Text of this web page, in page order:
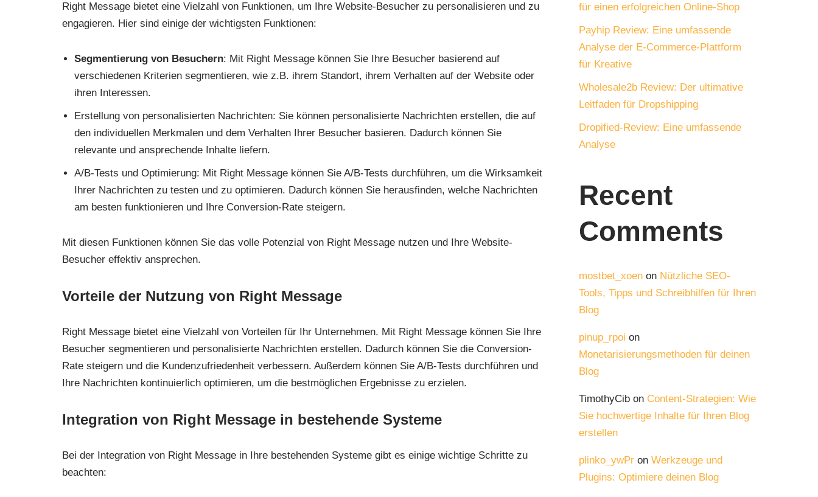
Right Message bietet eine Vielzahl von Funktionen, um Ihre Website-Besucher zu personalisieren und zu
engagieren. Hier sind einige der wichtigsten Funktionen:
Segmentierung von Besuchern: Mit Right Message können Sie Ihre Besucher basierend auf
verschiedenen Kriterien segmentieren, wie z.B. ihrem Standort, ihrem Verhalten auf der Website oder
ihren Interessen.
Erstellung von personalisierten Nachrichten: Sie können personalisierte Nachrichten erstellen, die auf
den individuellen Merkmalen und dem Verhalten Ihrer Besucher basieren. Dadurch können Sie
relevante und ansprechende Inhalte liefern.
A/B-Tests und Optimierung: Mit Right Message können Sie A/B-Tests durchführen, um die Wirksamkeit
Ihrer Nachrichten zu testen und zu optimieren. Dadurch können Sie herausfinden, welche Nachrichten
am besten funktionieren und Ihre Conversion-Rate steigern.
Mit diesen Funktionen können Sie das volle Potenzial von Right Message nutzen und Ihre Website-
Besucher effektiv ansprechen.
Vorteile der Nutzung von Right Message
Right Message bietet eine Vielzahl von Vorteilen für Ihr Unternehmen. Mit Right Message können Sie Ihre
Besucher segmentieren und personalisierte Nachrichten erstellen. Dadurch können Sie die Conversion-
Rate steigern und die Kundenzufriedenheit verbessern. Außerdem können Sie A/B-Tests durchführen und
Ihre Nachrichten kontinuierlich optimieren, um die bestmöglichen Ergebnisse zu erzielen.
Integration von Right Message in bestehende Systeme
Bei der Integration von Right Message in Ihre bestehenden Systeme gibt es einige wichtige Schritte zu
beachten:
für einen erfolgreichen Online-Shop
Payhip Review: Eine umfassende
Analyse der E-Commerce-Plattform
für Kreative
Wholesale2b Review: Der ultimative
Leitfaden für Dropshipping
Dropified-Review: Eine umfassende
Analyse
Recent
Comments
mostbet_xoen on Nützliche SEO-
Tools, Tipps und Schreibhilfen für Ihren
Blog
pinup_rpoi on
Monetarisierungsmethoden für deinen
Blog
TimothyCib on Content-Strategien: Wie
Sie hochwertige Inhalte für Ihren Blog
erstellen
plinko_ywPr on Werkzeuge und
Plugins: Optimiere deinen Blog